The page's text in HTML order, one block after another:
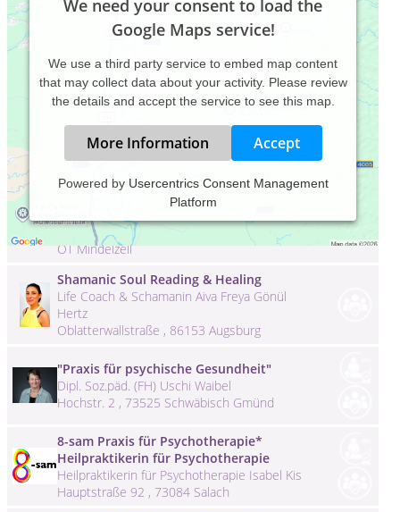
We need your consent to load the
Google Maps service!
We use a third party service to embed map content
that may collect data about your activity. Please review
the details and accept the service to see this map.
More Information Accept
Powered by Usercentrics Consent Management
Platform
Praxis für Prävention und
therapeutische Begleitung Praeflexion
Heilig - Kreuz - Strasse 6A , 86513 Ursberg
OT Mindelzell
Shamanic Soul Reading & Healing
Life Coach & Schamanin Aiva Freya Gönül
Hertz
Oblatterwallstraße , 86153 Augsburg
"Praxis für psychische Gesundheit"
Dipl. Soz.päd. (FH) Uschi Waibel
Hochstr. 2 , 73525 Schwäbisch Gmünd
8-sam Praxis für Psychotherapie*
Heilpraktikerin für Psychotherapie
Heilpraktikerin für Psychotherapie Isabel Kis
Hauptstraße 92 , 73084 Salach